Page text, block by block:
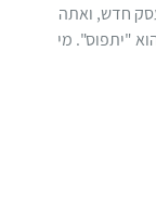
חדש, ואתה
"יתפוס". מי